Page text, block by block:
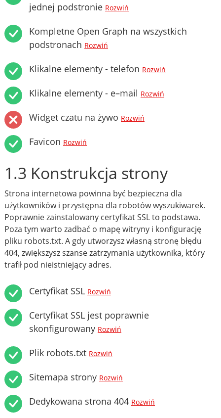
jednej podstronie Rozwiń
Kompletne Open Graph na wszystkich
podstronach Rozwiń
Klikalne elementy - telefon Rozwiń
Klikalne elementy - e–mail Rozwiń
Widget czatu na żywo Rozwiń
Favicon Rozwiń
1.3 Konstrukcja strony
Strona internetowa powinna być bezpieczna dla
użytkowników i przystępna dla robotów wyszukiwarek.
Poprawnie zainstalowany certyfikat SSL to podstawa.
Poza tym warto zadbać o mapę witryny i konfigurację
pliku robots.txt. A gdy utworzysz własną stronę błędu
404, zwiększysz szanse zatrzymania użytkownika, który
trafił pod nieistniejący adres.
Certyfikat SSL Rozwiń
Certyfikat SSL jest poprawnie
skonfigurowany Rozwiń
Plik robots.txt Rozwiń
Sitemapa strony Rozwiń
Dedykowana strona 404 Rozwiń